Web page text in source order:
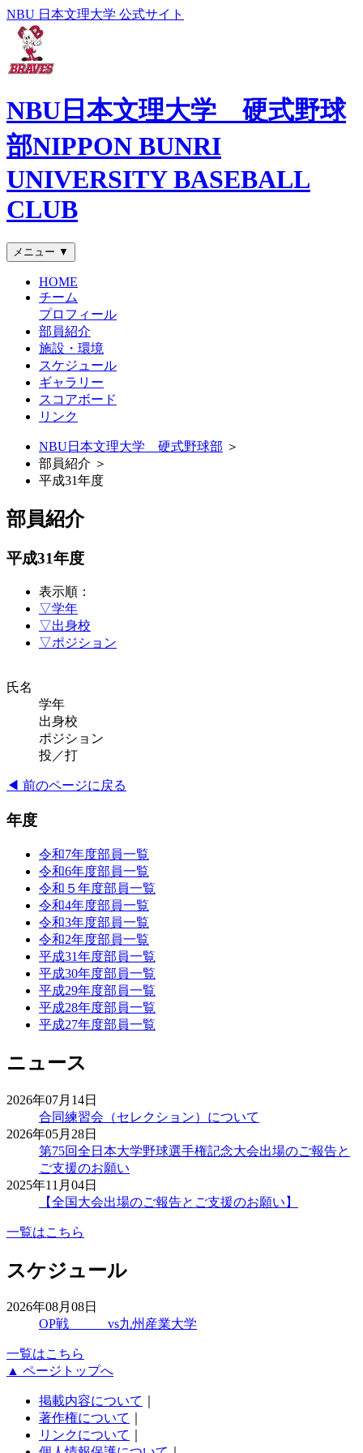
NBU 日本文理大学 公式サイト
NBU日本文理大学 硬式野球
部NIPPON BUNRI
UNIVERSITY BASEBALL
CLUB
メニュー ▼
HOME
チーム
プロフィール
部員紹介
施設・環境
スケジュール
ギャラリー
スコアボード
リンク
NBU日本文理大学 硬式野球部 ＞
部員紹介 ＞
平成31年度
部員紹介
平成31年度
表示順：
▽学年
▽出身校
▽ポジション
氏名
学年
出身校
ポジション
投／打
◀ 前のページに戻る
年度
令和7年度部員一覧
令和6年度部員一覧
令和５年度部員一覧
令和4年度部員一覧
令和3年度部員一覧
令和2年度部員一覧
平成31年度部員一覧
平成30年度部員一覧
平成29年度部員一覧
平成28年度部員一覧
平成27年度部員一覧
ニュース
2026年07月14日
合同練習会（セレクション）について
2026年05月28日
第75回全日本大学野球選手権記念大会出場のご報告と
ご支援のお願い
2025年11月04日
【全国大会出場のご報告とご支援のお願い】
一覧はこちら
スケジュール
2026年08月08日
OP戦 vs九州産業大学
一覧はこちら
▲ ページトップへ
掲載内容について
著作権について
リンクについて